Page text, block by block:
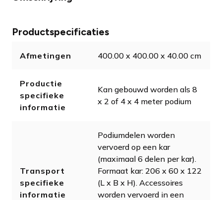
Productspecificaties
Afmetingen 400.00 x 400.00 x 40.00 cm
Productie
specifieke
informatie
Kan gebouwd worden als 8
x 2 of 4 x 4 meter podium
Transport
specifieke
informatie
Podiumdelen worden
vervoerd op een kar
(maximaal 6 delen per kar).
Formaat kar: 206 x 60 x 122
(L x B x H). Accessoires
worden vervoerd in een